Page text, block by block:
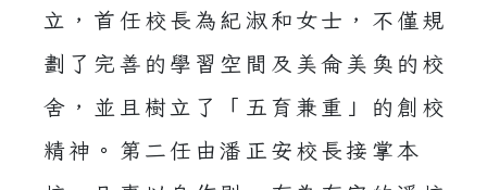
立，首任校長為紀淑和女士，不僅規
劃了完善的學習空間及美侖美奐的校
舍，並且樹立了「五育兼重」的創校
精神。第二任由潘正安校長接掌本